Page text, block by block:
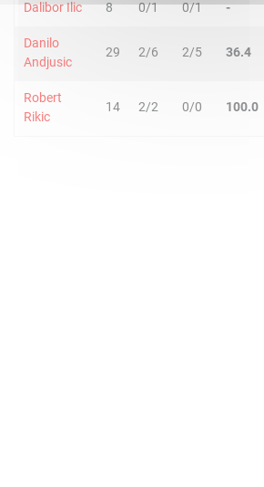
Dalibor Ilic 8 0/1 0/1 -
Danilo
Andjusic
29 2/6 2/5 36.4
Robert
Rikic
14 2/2 0/0 100.0